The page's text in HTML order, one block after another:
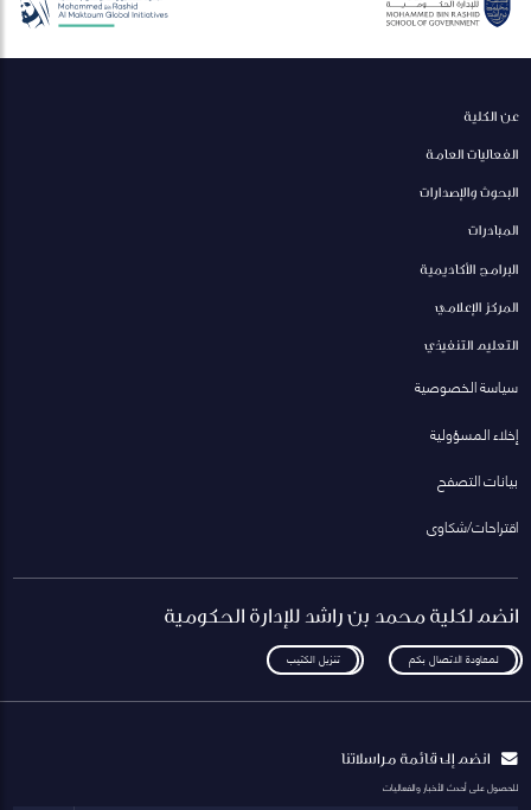
عن الكلية
الفعاليات العامة
البحوث والإصدارات
المبادرات
البرامج الأكاديمية
المركز الإعلامي
التعليم التنفيذي
سياسة الخصوصية
إخلاء المسؤولية
بيانات التصفح
اقتراحات/شكاوى
انضم لكلية محمد بن راشد للإدارة الحكومية
لمعاودة الاتصال بكم تنزيل الكتيب
انضم إلى قائمة مراسلاتنا
للحصول على أحدث الأخبار والفعاليات